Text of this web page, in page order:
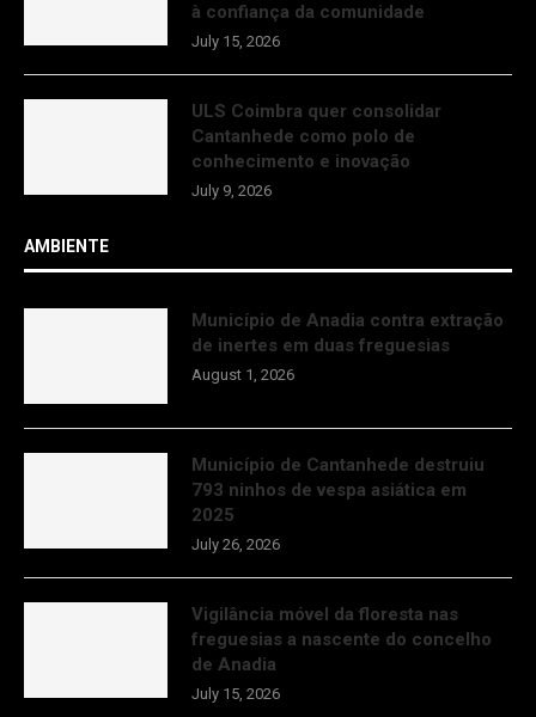
à confiança da comunidade
July 15, 2026
ULS Coimbra quer consolidar
Cantanhede como polo de
conhecimento e inovação
July 9, 2026
AMBIENTE
Município de Anadia contra extração
de inertes em duas freguesias
August 1, 2026
Município de Cantanhede destruiu
793 ninhos de vespa asiática em
2025
July 26, 2026
Vigilância móvel da floresta nas
freguesias a nascente do concelho
de Anadia
July 15, 2026